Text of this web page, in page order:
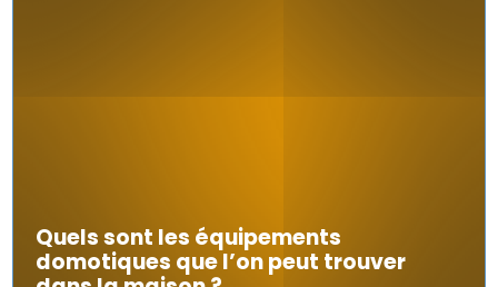
Quels sont les équipements
domotiques que l’on peut trouver